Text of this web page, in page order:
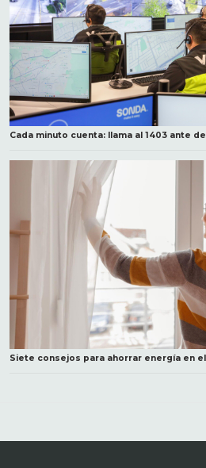
Cada minuto cuenta: llama al 1403 ante
Siete consejos para ahorrar energía en